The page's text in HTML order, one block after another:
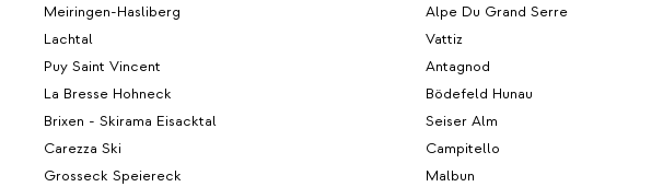
Meiringen-Hasliberg
Lachtal
Puy Saint Vincent
La Bresse Hohneck
Brixen - Skirama Eisacktal
Carezza Ski
Grosseck Speiereck
Alpe Du Grand Serre
Vattiz
Antagnod
Bödefeld Hunau
Seiser Alm
Campitello
Malbun